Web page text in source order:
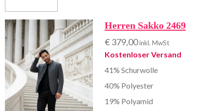
Herren Sakko 2469
€ 379,00inkl. MwSt
Kostenloser Versand
41% Schurwolle
40% Polyester
19% Polyamid